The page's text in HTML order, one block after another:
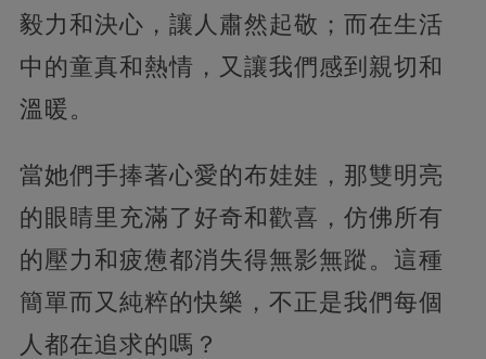
毅力和決心，讓人肅然起敬；而在生活
中的童真和熱情，又讓我們感到親切和
溫暖。
當她們手捧著心愛的布娃娃，那雙明亮
的眼睛里充滿了好奇和歡喜，仿佛所有
的壓力和疲憊都消失得無影無蹤。這種
簡單而又純粹的快樂，不正是我們每個
人都在追求的嗎？